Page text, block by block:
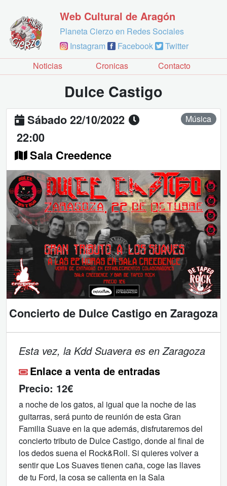
Web Cultural de Aragón
Planeta Cierzo en Redes Sociales
Instagram
Facebook
Twitter
Noticias
Cronicas Contacto
Dulce Castigo
Sábado 22/10/2022
22:00
Sala Creedence
Música
Concierto de Dulce Castigo en Zaragoza
Esta vez, la Kdd Suavera es en Zaragoza
Enlace a venta de entradas
Precio: 12€
a noche de los gatos, al igual que la noche de las
guitarras, será punto de reunión de esta Gran
Familia Suave en la que además, disfrutaremos del
concierto tributo de Dulce Castigo, donde al final de
los dedos suena el Rock&Roll. Si quieres volver a
sentir que Los Suaves tienen caña, coge las llaves
de tu Ford, la cosa se calienta en la Sala